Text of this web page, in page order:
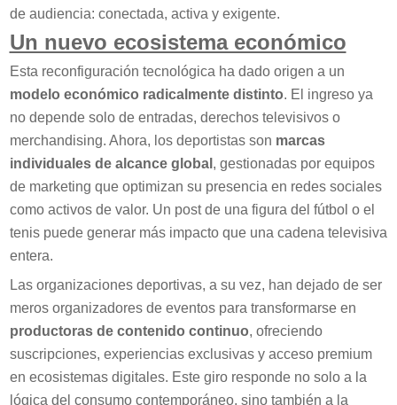
de audiencia: conectada, activa y exigente.
Un nuevo ecosistema económico
Esta reconfiguración tecnológica ha dado origen a un
modelo económico radicalmente distinto. El ingreso ya
no depende solo de entradas, derechos televisivos o
merchandising. Ahora, los deportistas son marcas
individuales de alcance global , gestionadas por equipos
de marketing que optimizan su presencia en redes sociales
como activos de valor. Un post de una figura del fútbol o el
tenis puede generar más impacto que una cadena televisiva
entera.
Las organizaciones deportivas, a su vez, han dejado de ser
meros organizadores de eventos para transformarse en
productoras de contenido continuo, ofreciendo
suscripciones, experiencias exclusivas y acceso premium
en ecosistemas digitales. Este giro responde no solo a la
lógica del consumo contemporáneo, sino también a la